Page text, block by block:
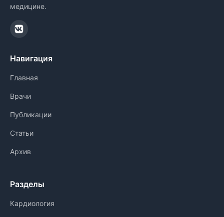
медицине.
Навигация
Главная
Врачи
Публикации
Статьи
Архив
Разделы
Кардиология